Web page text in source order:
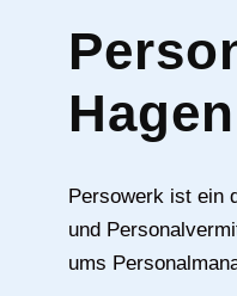
Persowerk ist ein
und
ums